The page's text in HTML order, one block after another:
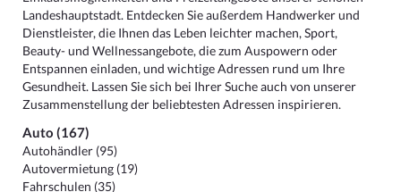
Landeshauptstadt. Entdecken Sie außerdem Handwerker und
Dienstleister, die Ihnen das Leben leichter machen, Sport,
Beauty- und Wellnessangebote, die zum Auspowern oder
Entspannen einladen, und wichtige Adressen rund um Ihre
Gesundheit. Lassen Sie sich bei Ihrer Suche auch von unserer
Zusammenstellung der beliebtesten Adressen inspirieren.
Auto (167)
Autohändler (95)
Autovermietung (19)
Fahrschulen (35)